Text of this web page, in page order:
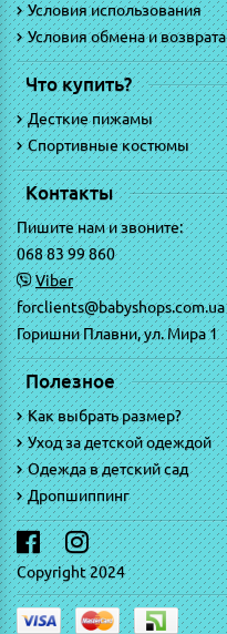
Условия использования
Условия обмена и возврата
Что купить?
Десткие пижамы
Спортивные костюмы
Контакты
Пишите нам и звоните:
068 83 99 860
Viber
forclients@babyshops.com.ua
Горишни Плавни, ул. Мира 1
Полезное
Как выбрать размер?
Уход за детской одеждой
Одежда в детский сад
Дропшиппинг
Copyright 2024